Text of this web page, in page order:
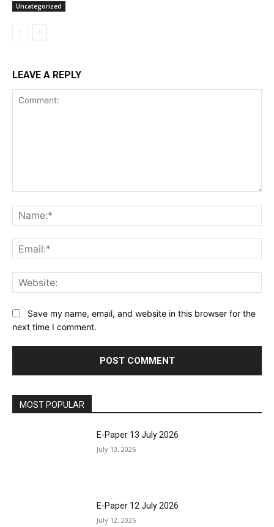
Uncategorized
LEAVE A REPLY
Save my name, email, and website in this browser for the
next time I comment.
MOST POPULAR
E-Paper 13 July 2026
July 13, 2026
E-Paper 12 July 2026
July 12, 2026